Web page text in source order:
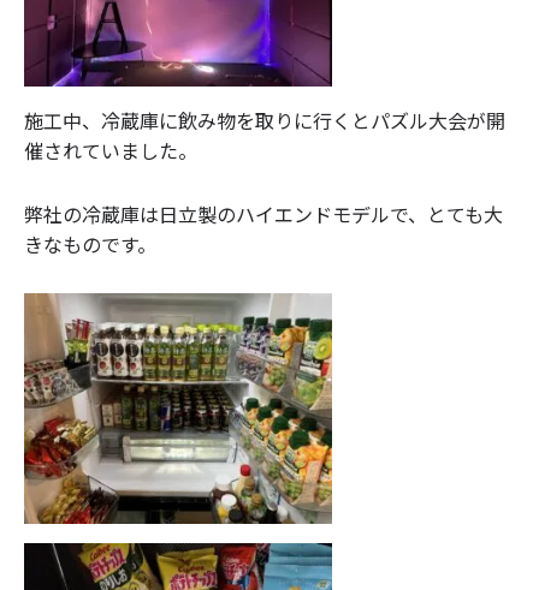
施工中、冷蔵庫に飲み物を取りに行くとパズル大会が開
催されていました。
弊社の冷蔵庫は日立製のハイエンドモデルで、とても大
きなものです。